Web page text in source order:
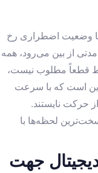
وضعیت اضطراری رخ
از بین می‌رود، همه
قطعاً مطلوب نیست،
این است که با سرعت
حرکت نایستند.
لحظه‌ها با
جهت